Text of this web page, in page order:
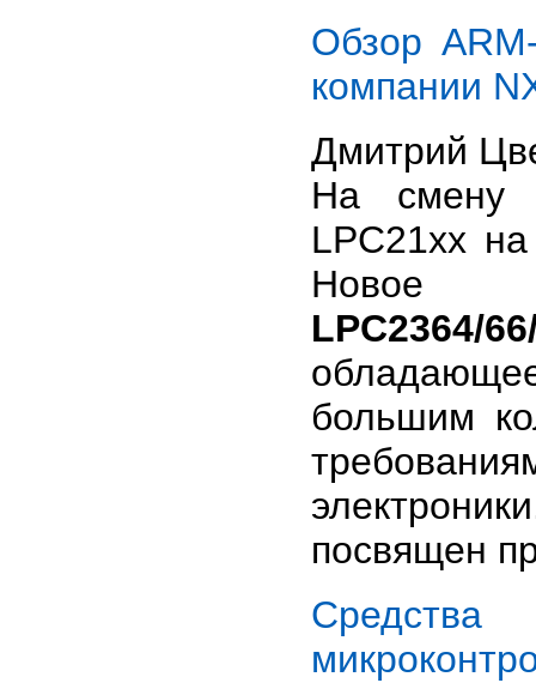
Обзор
компании
Дмитрий
На смену
LPC21xx
Новое
LPC2364/
большим
посвящен